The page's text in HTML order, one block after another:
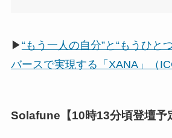
▶“もう一人の自分”と“もうひと
バースで実現する「XANA」（
Solafune【10時13分頃登壇予